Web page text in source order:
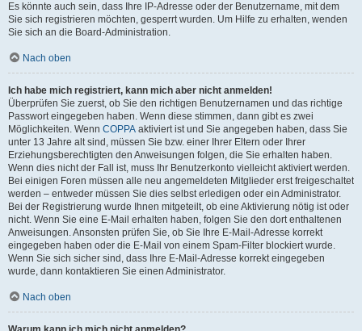
Es könnte auch sein, dass Ihre IP-Adresse oder der Benutzername, mit dem
Sie sich registrieren möchten, gesperrt wurden. Um Hilfe zu erhalten, wenden
Sie sich an die Board-Administration.
Nach oben
Ich habe mich registriert, kann mich aber nicht anmelden!
Überprüfen Sie zuerst, ob Sie den richtigen Benutzernamen und das richtige
Passwort eingegeben haben. Wenn diese stimmen, dann gibt es zwei
Möglichkeiten. Wenn COPPA aktiviert ist und Sie angegeben haben, dass Sie
unter 13 Jahre alt sind, müssen Sie bzw. einer Ihrer Eltern oder Ihrer
Erziehungsberechtigten den Anweisungen folgen, die Sie erhalten haben.
Wenn dies nicht der Fall ist, muss Ihr Benutzerkonto vielleicht aktiviert werden.
Bei einigen Foren müssen alle neu angemeldeten Mitglieder erst freigeschaltet
werden – entweder müssen Sie dies selbst erledigen oder ein Administrator.
Bei der Registrierung wurde Ihnen mitgeteilt, ob eine Aktivierung nötig ist oder
nicht. Wenn Sie eine E-Mail erhalten haben, folgen Sie den dort enthaltenen
Anweisungen. Ansonsten prüfen Sie, ob Sie Ihre E-Mail-Adresse korrekt
eingegeben haben oder die E-Mail von einem Spam-Filter blockiert wurde.
Wenn Sie sich sicher sind, dass Ihre E-Mail-Adresse korrekt eingegeben
wurde, dann kontaktieren Sie einen Administrator.
Nach oben